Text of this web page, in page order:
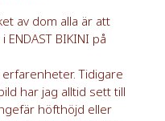
av dom alla är att
BIKINI på
Tidigare
har jag alltid sett till
höfthöjd eller